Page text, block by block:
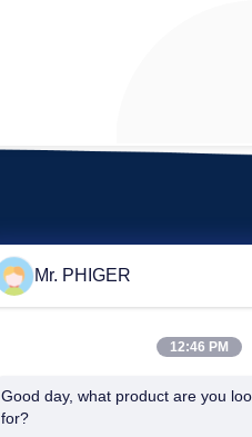
অনুরোধ
Mr. PHIGER
12:46 PM
Good day, what product are you
for?